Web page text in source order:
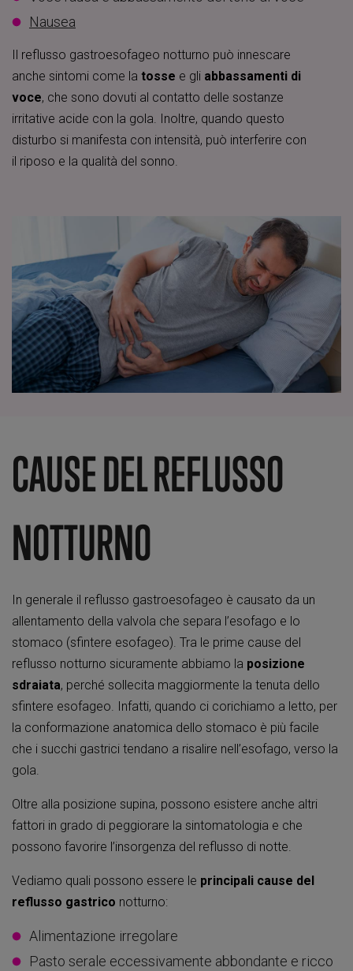
Nausea
Il reflusso gastroesofageo notturno può innescare
anche sintomi come la tosse e gli abbassamenti di
voce, che sono dovuti al contatto delle sostanze
irritative acide con la gola. Inoltre, quando questo
disturbo si manifesta con intensità, può interferire con
il riposo e la qualità del sonno.
CAUSE DEL REFLUSSO
NOTTURNO
In generale il reflusso gastroesofageo è causato da un
allentamento della valvola che separa l’esofago e lo
stomaco (sfintere esofageo). Tra le prime cause del
reflusso notturno sicuramente abbiamo la posizione
sdraiata, perché sollecita maggiormente la tenuta dello
sfintere esofageo. Infatti, quando ci corichiamo a letto, per
la conformazione anatomica dello stomaco è più facile
che i succhi gastrici tendano a risalire nell’esofago, verso la
gola.
Oltre alla posizione supina, possono esistere anche altri
fattori in grado di peggiorare la sintomatologia e che
possono favorire l’insorgenza del reflusso di notte.
Vediamo quali possono essere le principali cause del
reflusso gastrico notturno:
Alimentazione irregolare
Pasto serale eccessivamente abbondante e ricco